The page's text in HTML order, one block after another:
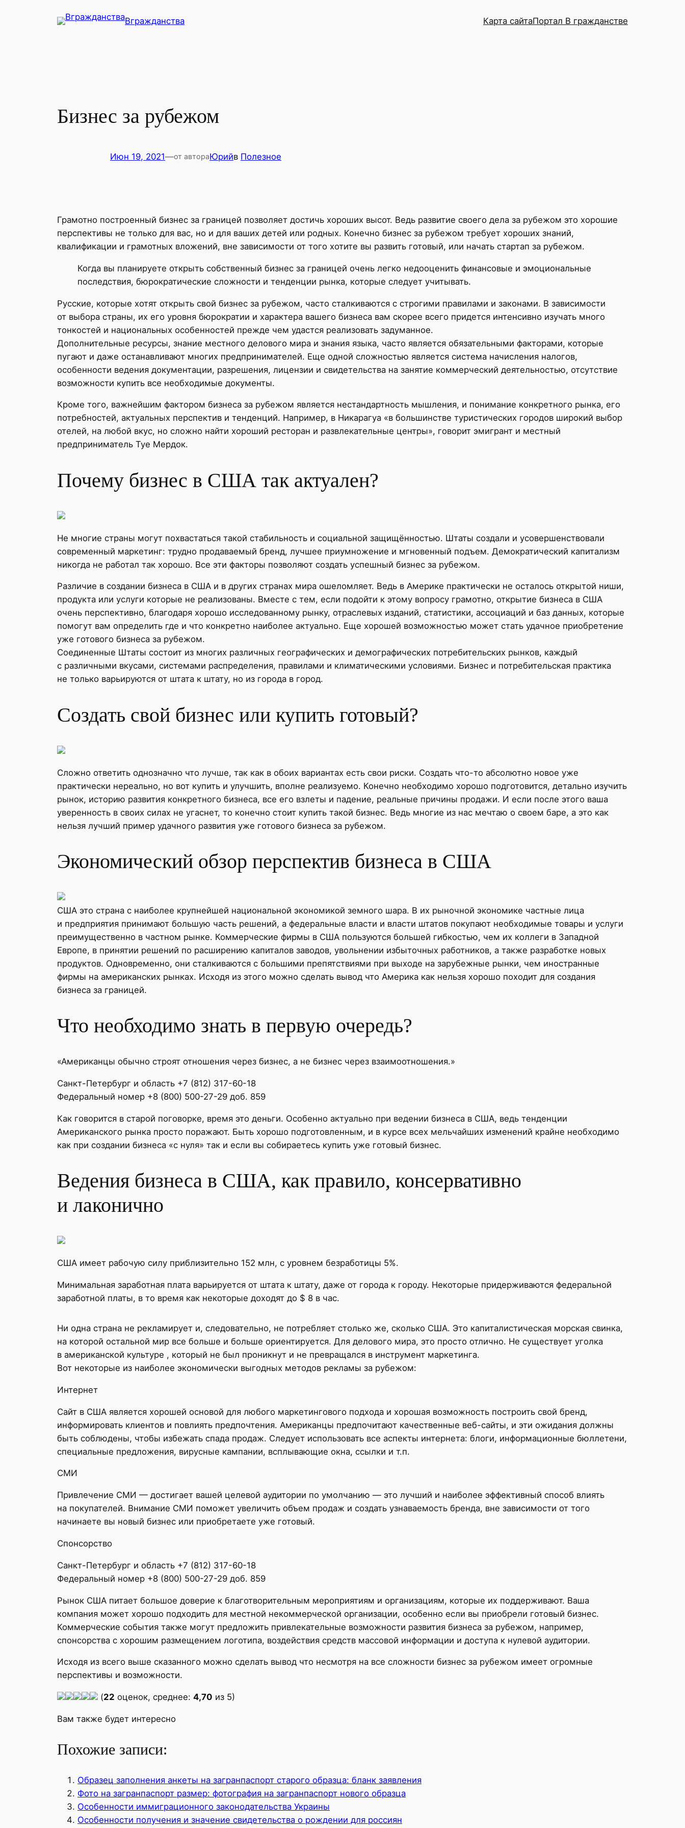
Вгражданства Карта сайтаПортал В гражданстве
Бизнес за рубежом
Июн 19, 2021—от автораЮрийв Полезное
Грамотно построенный бизнес за границей позволяет достичь хороших высот. Ведь развитие своего дела за рубежом это хорошие
перспективы не только для вас, но и для ваших детей или родных. Конечно бизнес за рубежом требует хороших знаний,
квалификации и грамотных вложений, вне зависимости от того хотите вы развить готовый, или начать стартап за рубежом.
Когда вы планируете открыть собственный бизнес за границей очень легко недооценить финансовые и эмоциональные
последствия, бюрократические сложности и тенденции рынка, которые следует учитывать.
Русские, которые хотят открыть свой бизнес за рубежом, часто сталкиваются с строгими правилами и законами. В зависимости
от выбора страны, их его уровня бюрократии и характера вашего бизнеса вам скорее всего придется интенсивно изучать много
тонкостей и национальных особенностей прежде чем удастся реализовать задуманное.
Дополнительные ресурсы, знание местного делового мира и знания языка, часто является обязательными факторами, которые
пугают и даже останавливают многих предпринимателей. Еще одной сложностью является система начисления налогов,
особенности ведения документации, разрешения, лицензии и свидетельства на занятие коммерческий деятельностью, отсутствие
возможности купить все необходимые документы.
Кроме того, важнейшим фактором бизнеса за рубежом является нестандартность мышления, и понимание конкретного рынка, его
потребностей, актуальных перспектив и тенденций. Например, в Никарагуа «в большинстве туристических городов широкий выбор
отелей, на любой вкус, но сложно найти хороший ресторан и развлекательные центры», говорит эмигрант и местный
предприниматель Туе Мердок.
Почему бизнес в США так актуален?
Не многие страны могут похвастаться такой стабильность и социальной защищённостью. Штаты создали и усовершенствовали
современный маркетинг: трудно продаваемый бренд, лучшее приумножение и мгновенный подъем. Демократический капитализм
никогда не работал так хорошо. Все эти факторы позволяют создать успешный бизнес за рубежом.
Различие в создании бизнеса в США и в других странах мира ошеломляет. Ведь в Америке практически не осталось открытой ниши,
продукта или услуги которые не реализованы. Вместе с тем, если подойти к этому вопросу грамотно, открытие бизнеса в США
очень перспективно, благодаря хорошо исследованному рынку, отраслевых изданий, статистики, ассоциаций и баз данных, которые
помогут вам определить где и что конкретно наиболее актуально. Еще хорошей возможностью может стать удачное приобретение
уже готового бизнеса за рубежом.
Соединенные Штаты состоит из многих различных географических и демографических потребительских рынков, каждый
с различными вкусами, системами распределения, правилами и климатическими условиями. Бизнес и потребительская практика
не только варьируются от штата к штату, но из города в город.
Создать свой бизнес или купить готовый?
Сложно ответить однозначно что лучше, так как в обоих вариантах есть свои риски. Создать что-то абсолютно новое уже
практически нереально, но вот купить и улучшить, вполне реализуемо. Конечно необходимо хорошо подготовится, детально изучить
рынок, историю развития конкретного бизнеса, все его взлеты и падение, реальные причины продажи. И если после этого ваша
уверенность в своих силах не угаснет, то конечно стоит купить такой бизнес. Ведь многие из нас мечтаю о своем баре, а это как
нельзя лучший пример удачного развития уже готового бизнеса за рубежом.
Экономический обзор перспектив бизнеса в США
США это страна с наиболее крупнейшей национальной экономикой земного шара. В их рыночной экономике частные лица
и предприятия принимают большую часть решений, а федеральные власти и власти штатов покупают необходимые товары и услуги
преимущественно в частном рынке. Коммерческие фирмы в США пользуются большей гибкостью, чем их коллеги в Западной
Европе, в принятии решений по расширению капиталов заводов, увольнении избыточных работников, а также разработке новых
продуктов. Одновременно, они сталкиваются с большими препятствиями при выходе на зарубежные рынки, чем иностранные
фирмы на американских рынках. Исходя из этого можно сделать вывод что Америка как нельзя хорошо походит для создания
бизнеса за границей.
Что необходимо знать в первую очередь?
«Американцы обычно строят отношения через бизнес, а не бизнес через взаимоотношения.»
Санкт-Петербург и область +7 (812) 317-60-18
Федеральный номер +8 (800) 500-27-29 доб. 859
Как говорится в старой поговорке, время это деньги. Особенно актуально при ведении бизнеса в США, ведь тенденции
Американского рынка просто поражают. Быть хорошо подготовленным, и в курсе всех мельчайших изменений крайне необходимо
как при создании бизнеса «с нуля» так и если вы собираетесь купить уже готовый бизнес.
Ведения бизнеса в США, как правило, консервативно
и лаконично
США имеет рабочую силу приблизительно 152 млн, с уровнем безработицы 5%.
Минимальная заработная плата варьируется от штата к штату, даже от города к городу. Некоторые придерживаются федеральной
заработной платы, в то время как некоторые доходят до $ 8 в час.
Ни одна страна не рекламирует и, следовательно, не потребляет столько же, сколько США. Это капиталистическая морская свинка,
на которой остальной мир все больше и больше ориентируется. Для делового мира, это просто отлично. Не существует уголка
в американской культуре , который не был проникнут и не превращался в инструмент маркетинга.
Вот некоторые из наиболее экономически выгодных методов рекламы за рубежом:
Интернет
Сайт в США является хорошей основой для любого маркетингового подхода и хорошая возможность построить свой ​​бренд,
информировать клиентов и повлиять предпочтения. Американцы предпочитают качественные веб-сайты, и эти ожидания должны
быть соблюдены, чтобы избежать спада продаж. Следует использовать все аспекты интернета: блоги, информационные бюллетени,
специальные предложения, вирусные кампании, всплывающие окна, ссылки и т.п.
СМИ
Привлечение СМИ — достигает вашей целевой аудитории по умолчанию — это лучший и наиболее эффективный способ влиять
на покупателей. Внимание СМИ поможет увеличить объем продаж и создать узнаваемость бренда, вне зависимости от того
начинаете вы новый бизнес или приобретаете уже готовый.
Спонсорство
Санкт-Петербург и область +7 (812) 317-60-18
Федеральный номер +8 (800) 500-27-29 доб. 859
Рынок США питает большое доверие к благотворительным мероприятиям и организациям, которые их поддерживают. Ваша
компания может хорошо подходить для местной некоммерческой организации, особенно если вы приобрели готовый бизнес.
Коммерческие события также могут предложить привлекательные возможности развития бизнеса за рубежом, например,
спонсорства с хорошим размещением логотипа, воздействия средств массовой информации и доступа к нулевой аудитории.
Исходя из всего выше сказанного можно сделать вывод что несмотря на все сложности бизнес за рубежом имеет огромные
перспективы и возможности.
(22 оценок, среднее: 4,70 из 5)
Вам также будет интересно
Похожие записи:
Образец заполнения анкеты на загранпаспорт старого образца: бланк заявления
Фото на загранпаспорт размер: фотография на загранпаспорт нового образца
Особенности иммиграционного законодательства Украины
Особенности получения и значение свидетельства о рождении для россиян